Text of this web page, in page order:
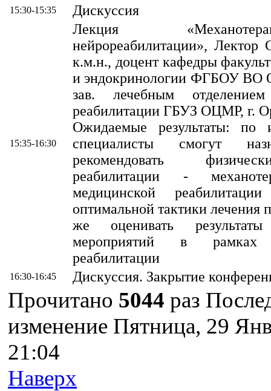
15:30-15:35 Дискуссия
15:35-16:30
Лекция
нейрореабилитации»,
к.м.н., доцент кафедры
и эндокринологии ФГБОУ
зав. лечебным
реабилитации ГБУЗ ОЦМР, г.
Ожидаемые результаты: по
специалисты смогут
рекомендовать
реабилитации -
медицинской
оптимальной тактики лечения
же оценивать результаты
мероприятий в рамках
реабилитации
16:30-16:45 Дискуссия. Закрытие
Прочитано 5044 раз
изменение Пятница, 29
21:04
Наверх